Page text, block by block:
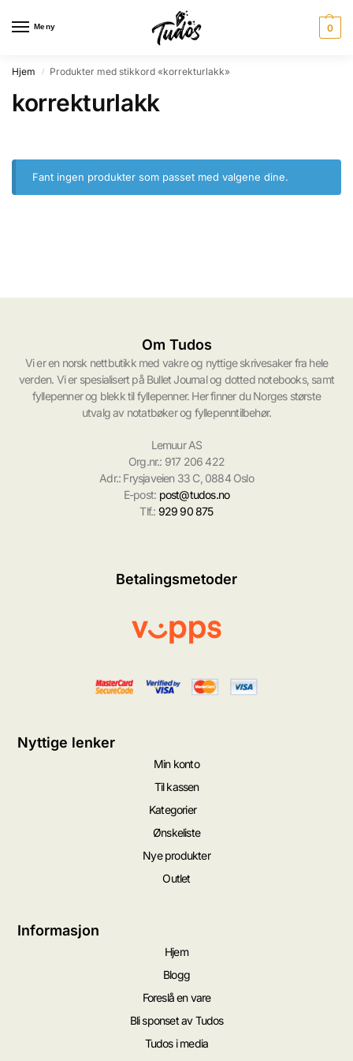
Meny 0
Hjem / Produkter med stikkord «korrekturlakk»
korrekturlakk
Fant ingen produkter som passet med valgene dine.
Om Tudos
Vi er en norsk nettbutikk med vakre og nyttige skrivesaker fra hele
verden. Vi er spesialisert på Bullet Journal og dotted notebooks, samt
fyllepenner og blekk til fyllepenner. Her finner du Norges største
utvalg av notatbøker og fyllepenntilbehør.
Lemuur AS
Org.nr.: 917 206 422
Adr.: Frysjaveien 33 C, 0884 Oslo
E-post: post@tudos.no
Tlf.: 929 90 875
Betalingsmetoder
Nyttige lenker
Min konto
Til kassen
Kategorier
Ønskeliste
Nye produkter
Outlet
Informasjon
Hjem
Blogg
Foreslå en vare
Bli sponset av Tudos
Tudos i media